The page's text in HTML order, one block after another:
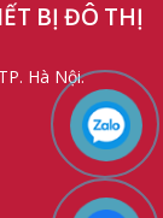
BỊ ĐÔ THỊ
Hà Nội.